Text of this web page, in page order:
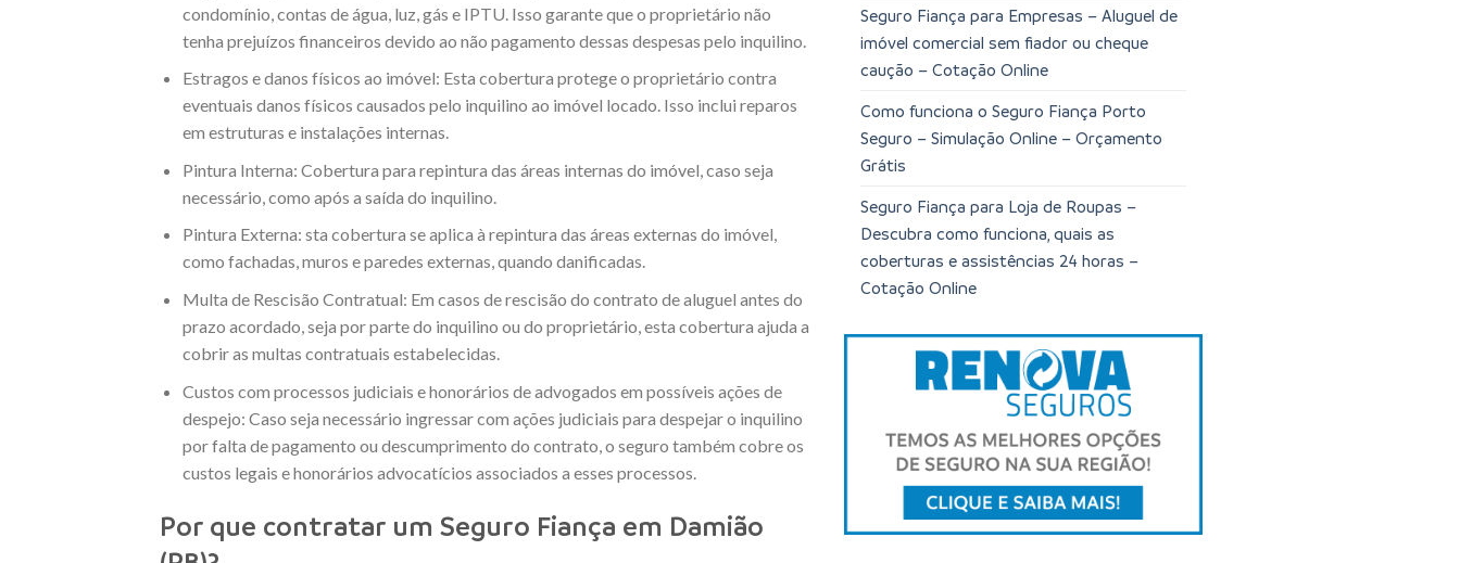
condomínio, contas de água, luz, gás e IPTU. Isso garante que o proprietário não
tenha prejuízos financeiros devido ao não pagamento dessas despesas pelo inquilino.
Estragos e danos físicos ao imóvel: Esta cobertura protege o proprietário contra
eventuais danos físicos causados pelo inquilino ao imóvel locado. Isso inclui reparos
em estruturas e instalações internas.
Pintura Interna: Cobertura para repintura das áreas internas do imóvel, caso seja
necessário, como após a saída do inquilino.
Pintura Externa: sta cobertura se aplica à repintura das áreas externas do imóvel,
como fachadas, muros e paredes externas, quando danificadas.
Multa de Rescisão Contratual: Em casos de rescisão do contrato de aluguel antes do
prazo acordado, seja por parte do inquilino ou do proprietário, esta cobertura ajuda a
cobrir as multas contratuais estabelecidas.
Custos com processos judiciais e honorários de advogados em possíveis ações de
despejo: Caso seja necessário ingressar com ações judiciais para despejar o inquilino
por falta de pagamento ou descumprimento do contrato, o seguro também cobre os
custos legais e honorários advocatícios associados a esses processos.
Por que contratar um Seguro Fiança em Damião
Seguro Fiança para Empresas – Aluguel de
imóvel comercial sem fiador ou cheque
caução – Cotação Online
Como funciona o Seguro Fiança Porto
Seguro – Simulação Online – Orçamento
Grátis
Seguro Fiança para Loja de Roupas –
Descubra como funciona, quais as
coberturas e assistências 24 horas –
Cotação Online